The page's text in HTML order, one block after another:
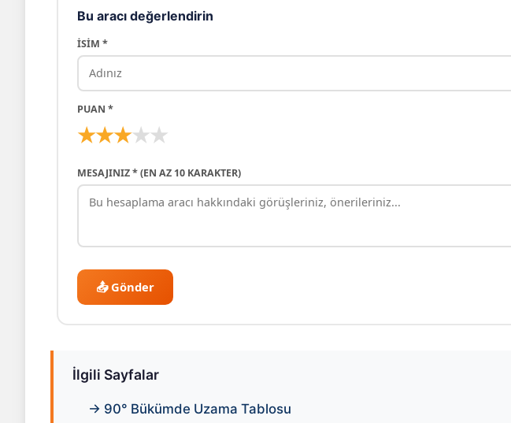
Bu aracı değerlendirin
İSIM *
PUAN *
★
★
★
★
★
MESAJINIZ * (EN AZ 10 KARAKTER)
📤 Gönder
İlgili Sayfalar
→ 90° Bükümde Uzama Tablosu